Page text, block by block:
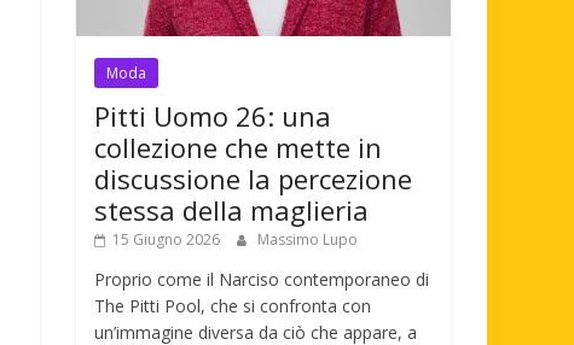
Moda
Pitti Uomo 26: una
collezione che mette in
discussione la percezione
stessa della maglieria
15 Giugno 2026 Massimo Lupo
Proprio come il Narciso contemporaneo di
The Pitti Pool, che si confronta con
un’immagine diversa da ciò che appare, a